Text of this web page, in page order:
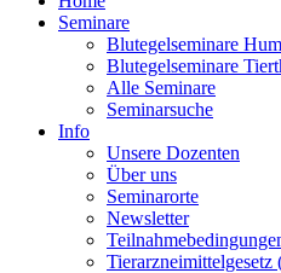
Seminare
Blutegelseminare
Blutegelseminare
Alle Seminare
Seminarsuche
Info
Unsere Dozenten
Über uns
Seminarorte
Newsletter